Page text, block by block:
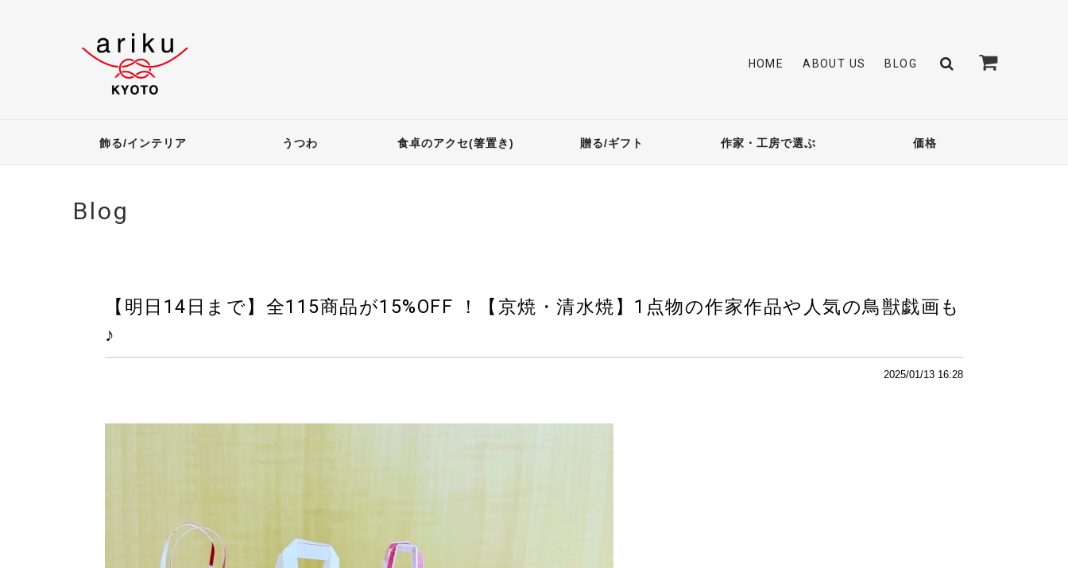
HOME ABOUT US BLOG
飾る/インテリア うつわ 食卓のアクセ(箸置き) 贈る/ギフト 作家・工房で選ぶ 価格
Blog
【明日14日まで】全115商品が15%OFF ！【京焼・清水焼】1点物の作家作品や人気の鳥獣戯画も
♪
2025/01/13 16:28